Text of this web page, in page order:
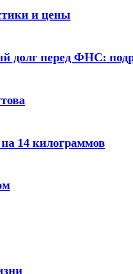
и цены
долг перед ФНС:
14 килограммов